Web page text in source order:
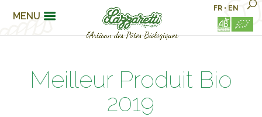
MENU
FR • EN
Meilleur Produit Bio
2019